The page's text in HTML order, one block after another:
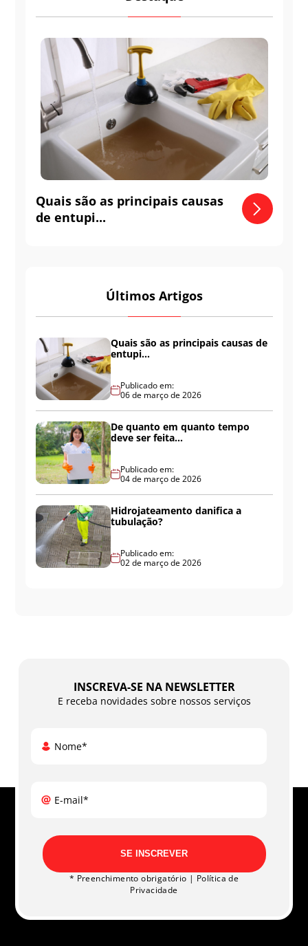
Quais são as principais causas
de entupi...
Últimos Artigos
Quais são as principais causas de
entupi...
Publicado em:
06 de março de 2026
De quanto em quanto tempo
deve ser feita...
Publicado em:
04 de março de 2026
Hidrojateamento danifica a
tubulação?
Publicado em:
02 de março de 2026
INSCREVA-SE NA NEWSLETTER
E receba novidades sobre nossos serviços
Nome*
E-mail*
SE INSCREVER
* Preenchimento obrigatório | Política de
Privacidade